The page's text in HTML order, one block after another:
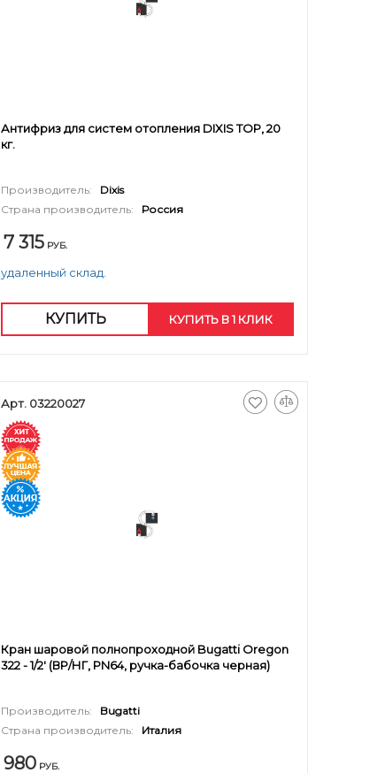
Антифриз для систем отопления DIXIS TOP, 20
кг.
Производитель:
Dixis
Страна производитель:
Россия
7 315 РУБ.
удаленный склад.
КУПИТЬ КУПИТЬ В 1 КЛИК
Арт. 03220027
Кран шаровой полнопроходной Bugatti Oregon
322 - 1/2' (ВР/НГ, PN64, ручка-бабочка черная)
Производитель:
Bugatti
Страна производитель:
Италия
980 РУБ.